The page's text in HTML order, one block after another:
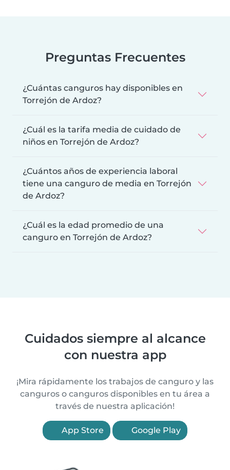
Preguntas Frecuentes
¿Cuántas canguros hay disponibles en
Torrejón de Ardoz?
¿Cuál es la tarifa media de cuidado de
niños en Torrejón de Ardoz?
¿Cuántos años de experiencia laboral
tiene una canguro de media en Torrejón
de Ardoz?
¿Cuál es la edad promedio de una
canguro en Torrejón de Ardoz?
Cuidados siempre al alcance
con nuestra app
¡Mira rápidamente los trabajos de canguro y las
canguros o canguros disponibles en tu área a
través de nuestra aplicación!
App Store Google Play